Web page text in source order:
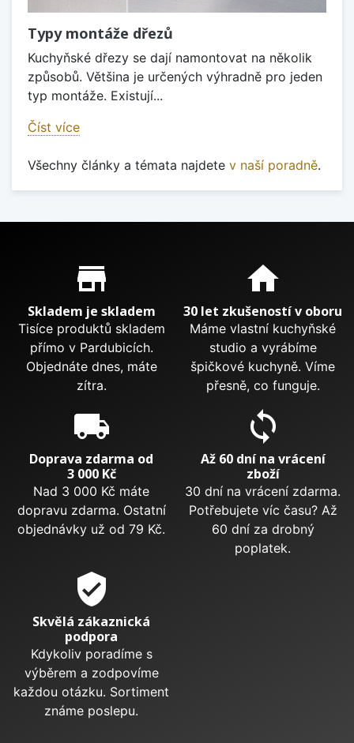
Typy montáže dřezů
Kuchyňské dřezy se dají namontovat na několik
způsobů. Většina je určených výhradně pro jeden
typ montáže. Existují...
Číst více
Všechny články a témata najdete v naší poradně.
Proč nakupovat u nás?
store_mall_directory
Skladem je skladem
Tisíce produktů skladem
přímo v Pardubicích.
Objednáte dnes, máte
zítra.
home
30 let zkušeností v oboru
Máme vlastní kuchyňské
studio a vyrábíme
špičkové kuchyně. Víme
přesně, co funguje.
local_shipping
Doprava zdarma od
3 000 Kč
Nad 3 000 Kč máte
dopravu zdarma. Ostatní
objednávky už od 79 Kč.
sync
Až 60 dní na vrácení
zboží
30 dní na vrácení zdarma.
Potřebujete víc času? Až
60 dní za drobný
poplatek.
verified_user
Skvělá zákaznická
podpora
Kdykoliv poradíme s
výběrem a zodpovíme
každou otázku. Sortiment
známe poslepu.